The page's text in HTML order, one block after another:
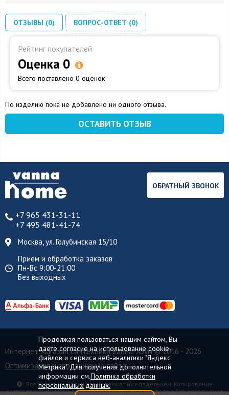
ОТЗЫВЫ (0) ВОПРОС-ОТВЕТ (0)
Рейтинг покупателей
Оценка 0
Всего поставлено 0 оценок
По изделию пока не добавлено ни одного отзыва.
ОСТАВИТЬ ОТЗЫВ
+7 965 431-31-11
+7 495 481-41-74
Москва, ул. Голубинская 15/10
Приём и обработка заказов
Пн-Вс 9:00-21:00
Без выходных
ОБРАТНЫЙ ЗВОНОК
Интернет-магазин сантехники Ванна-Хоум© 2016 - 2026
Оптимизация и продвижение сайта
Все торговые марки принадлежат их владельцам. Копирование
составляющих частей сайта в какой бы то ни было форме без разрешения
Продолжая пользоваться нашим сайтом, Вы
даёте согласие на использование cookie-
файлов и сервиса веб-аналитики "Яндекс
Метрика". Для получения дополнительной
информации см.Политика обработки
персональных данных.